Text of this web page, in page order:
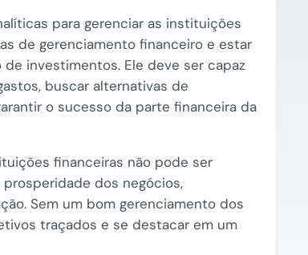
para gerenciar as instituições
de gerenciamento financeiro e estar
investimentos. Ele deve ser capaz
buscar alternativas de
o sucesso da parte financeira da
financeiras não pode ser
dos negócios,
Sem um bom gerenciamento dos
traçados e se destacar em um